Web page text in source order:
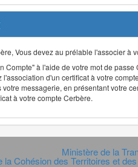
Vous devez au prélable l'associer à
Compte" à l'aide de votre mot de passe
d'un certificat à votre
messagerie, en présentant votre
à votre compte Cerbère.
Ministère de la
la Cohésion des Territoires et